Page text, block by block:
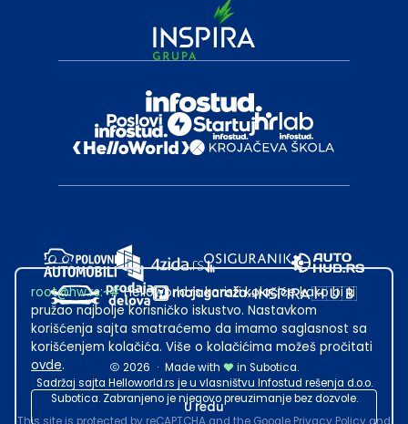
2026 · Made with
in Subotica.
Sadržaj sajta Helloworld.rs je u vlasništvu Infostud rešenja d.o.o.
Subotica. Zabranjeno je njegovo preuzimanje bez dozvole.
root@hw.rs:~#Helloworld.rs koristi kolačiće kako bi ti
pružao najbolje korisničko iskustvo. Nastavkom
korišćenja sajta smatraćemo da imamo saglasnost sa
korišćenjem kolačića. Više o kolačićima možeš pročitati
ovde.
U redu